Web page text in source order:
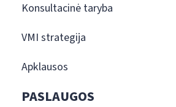
Konsultacinė taryba
VMI strategija
Apklausos
PASLAUGOS